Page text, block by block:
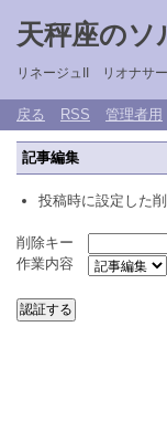
天秤座のソ
リネージュII リオナサ
戻る RSS 管理者用
記事編集
投稿時に設定した
削除キー
作業内容